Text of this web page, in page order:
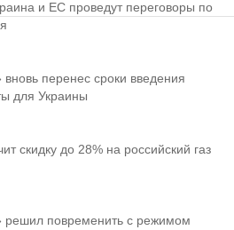
и ЕС проведут переговоры по
вновь перенес сроки введения
для Украины
скидку до 28% на российский газ
решил повременить с режимом